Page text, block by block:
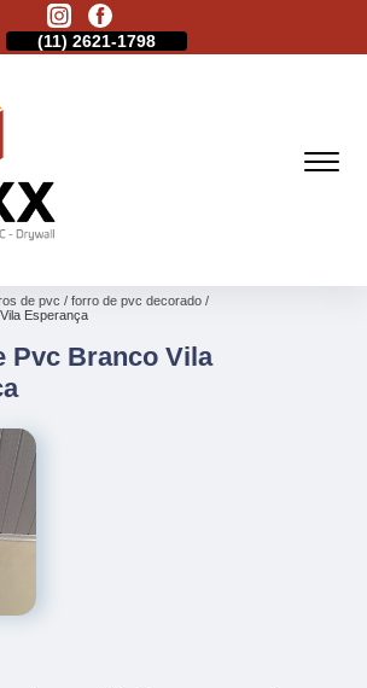
(11) 2621-1798
de pvc
forro de pvc decorado
Esperança
Pvc Branco Vila